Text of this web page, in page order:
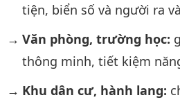
tiện, biển số và người ra
Văn phòng, trường học:
thông minh, tiết kiệm
Khu dân cư, hành lang: